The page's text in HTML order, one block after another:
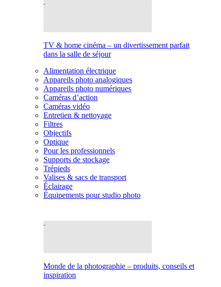
TV & home cinéma – un divertissement parfait
dans la salle de séjour
Alimentation électrique
Appareils photo analogiques
Appareils photo numériques
Caméras d’action
Caméras vidéo
Entretien & nettoyage
Filtres
Objectifs
Optique
Pour les professionnels
Supports de stockage
Trépieds
Valises & sacs de transport
Éclairage
Équipements pour studio photo
Monde de la photographie – produits, conseils et
inspiration